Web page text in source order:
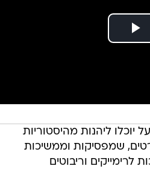
יוכלו ליהנות מהיסטוריות
שמפסיקות וממשיכות
לרימייקים וריבוטים